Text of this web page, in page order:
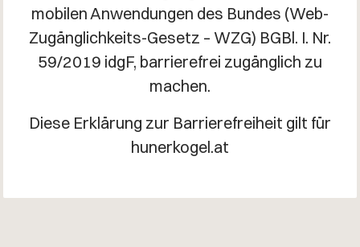
mobilen Anwendungen des Bundes (Web-
Zugänglichkeits-Gesetz – WZG) BGBl. I. Nr.
59/2019 idgF, barrierefrei zugänglich zu
machen.
Diese Erklärung zur Barrierefreiheit gilt für
hunerkogel.at